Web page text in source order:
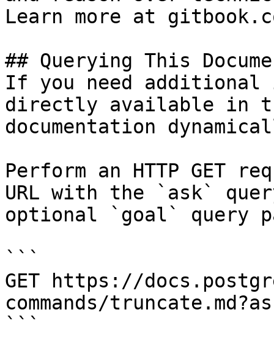
Learn more at
## Querying This
If you need
directly available in
documentation
Perform an HTTP GET
URL with the `ask`
optional `goal` query
```
GET https://
commands/
```